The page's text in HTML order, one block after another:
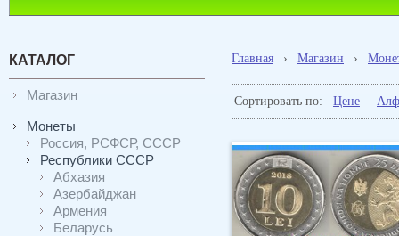
КАТАЛОГ
Магазин
Монеты
Россия, РСФСР, СССР
Республики СССР
Абхазия
Азербайджан
Армения
Беларусь
Главная › Магазин ›
Сортировать по: Цене